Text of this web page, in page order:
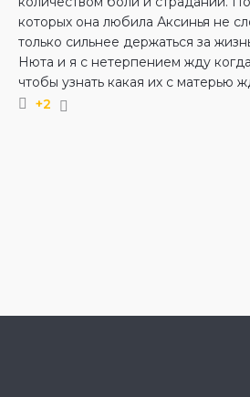
которых она любила Аксинья не
только сильнее держаться за
Нюта и я с нетерпением жду когда
чтобы узнать какая их с матерью
+2